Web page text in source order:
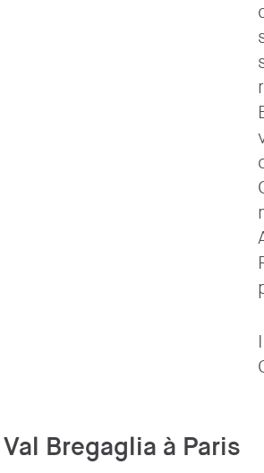
Val Bregaglia à Paris